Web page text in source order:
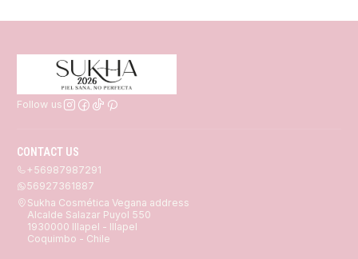
Follow us
CONTACT US
+56987987291
56927361887
Sukha Cosmética Vegana address
Alcalde Salazar Puyol 550
1930000 Illapel - Illapel
Coquimbo - Chile